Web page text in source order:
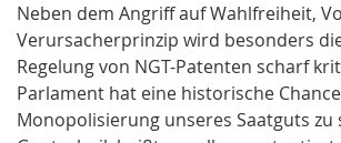
Neben dem Angriff auf Wahlfreiheit,
Verursacherprinzip wird besonders
Regelung von NGT-Patenten scharf
Parlament hat eine historische
Monopolisierung unseres Saatguts zu